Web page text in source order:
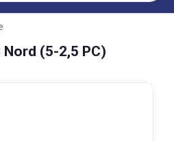
(5-2,5 РС)